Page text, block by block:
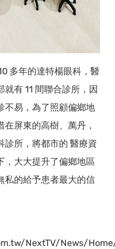
多年的達特楊眼科，醫
有 11 間聯合診所，因
不易，為了照顧偏鄉地
屏東的高樹、萬丹，
診所，將都市的 醫療資
，大大提升了偏鄉地區
私的給予患者最大的信
NextTV/News/